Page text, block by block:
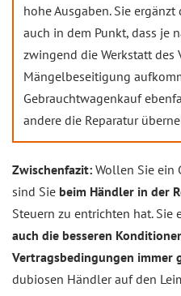
hohe Ausgaben. Sie
auch in dem Punkt, dass je
zwingend die Werkstatt des
Mängelbeseitigung
Gebrauchtwagenkauf
andere die Reparatur
Zwischenfazit: Wollen Sie ein
sind Sie beim Händler in der
Steuern zu entrichten hat. Sie
auch die besseren
Vertragsbedingungen immer
dubiosen Händler auf den